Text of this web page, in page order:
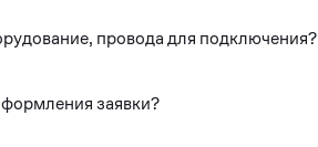
провода для подключения?
заявки?